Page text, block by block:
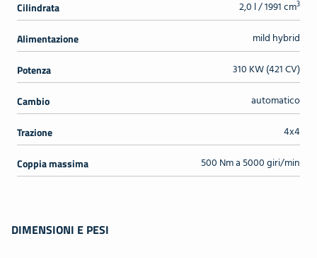
Cilindrata 2,0 l / 1991 cm3
Alimentazione mild hybrid
Potenza 310 KW (421 CV)
Cambio automatico
Trazione 4x4
Coppia massima 500 Nm a 5000 giri/min
DIMENSIONI E PESI